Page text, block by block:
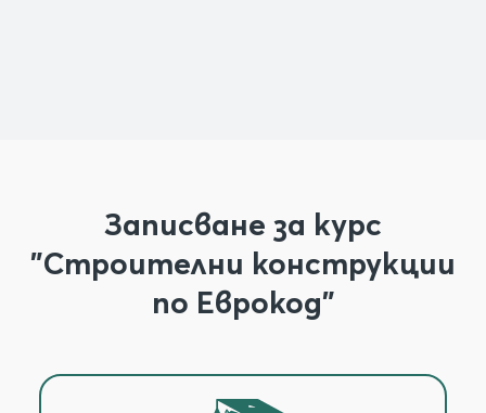
Записване за курс
"Строителни конструкции
по Еврокод"